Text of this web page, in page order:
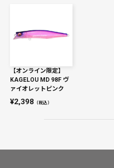
【オンライン限定】
KAGELOU MD 98F ヴ
ァイオレットピンク
2,398 （税込）